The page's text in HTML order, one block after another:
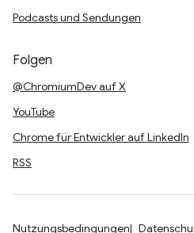
Podcasts und Sendungen
Folgen
@ChromiumDev auf X
YouTube
Chrome für Entwickler auf LinkedIn
RSS
Nutzungsbedingungen